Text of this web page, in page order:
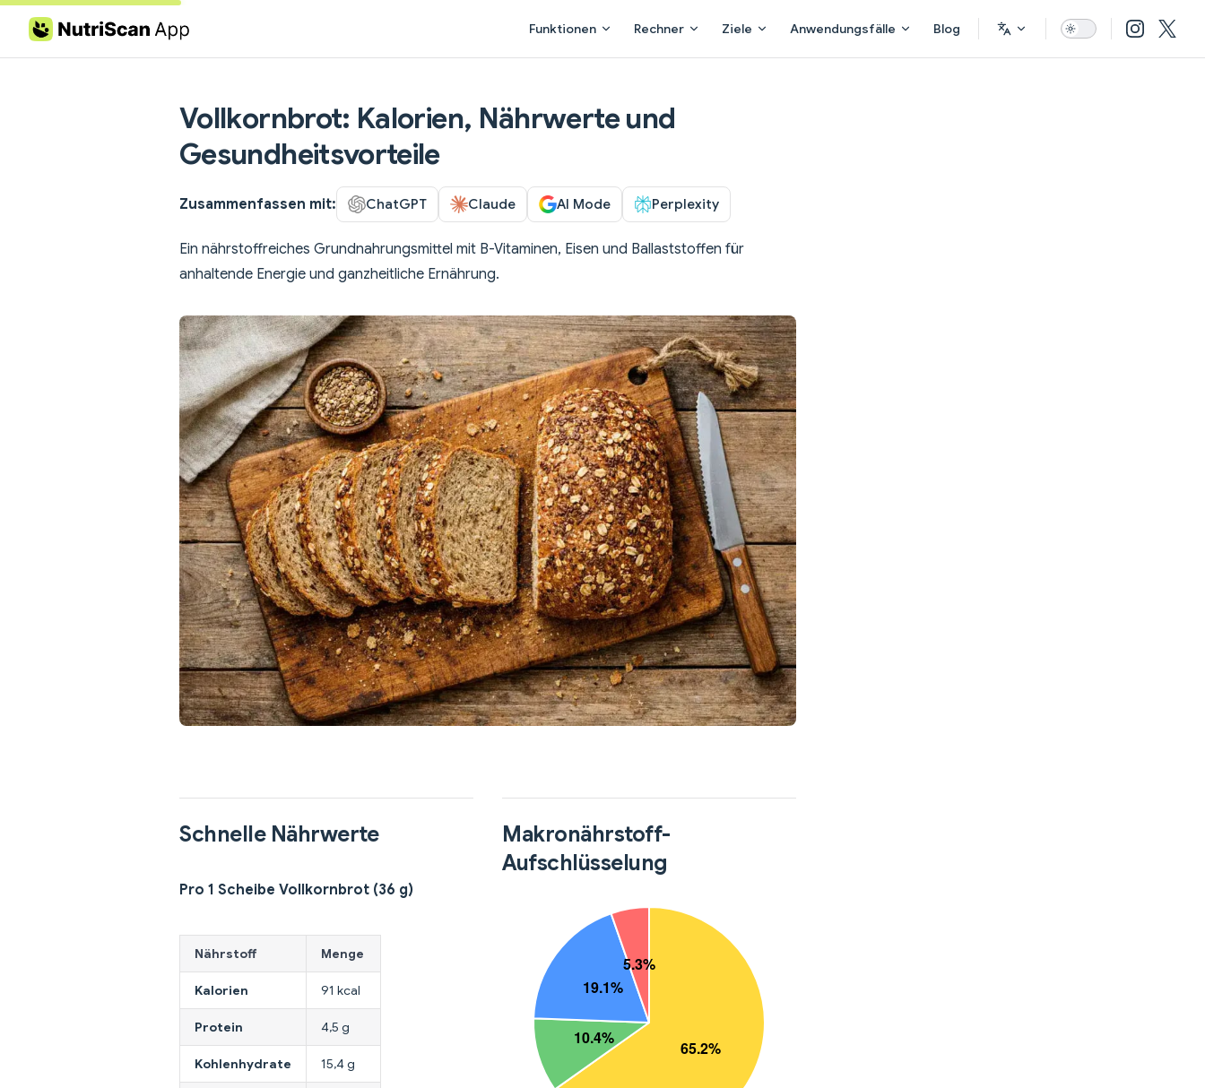
Skip to content Funktionen Rechner Ziele Anwendungsfälle Blog
Vollkornbrot: Kalorien, Nährwerte und
Gesundheitsvorteile
Zusammenfassen mit: ChatGPT Claude AI Mode Perplexity
Ein nährstoffreiches Grundnahrungsmittel mit B-Vitaminen, Eisen und Ballaststoffen für
anhaltende Energie und ganzheitliche Ernährung.
Schnelle Nährwerte
Pro 1 Scheibe Vollkornbrot (36 g)
Nährstoff Menge
Kalorien 91 kcal
Protein 4,5 g
Kohlenhydrate 15,4 g
Makronährstoff-
Aufschlüsselung